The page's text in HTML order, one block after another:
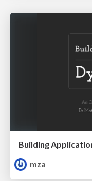
Building
mza